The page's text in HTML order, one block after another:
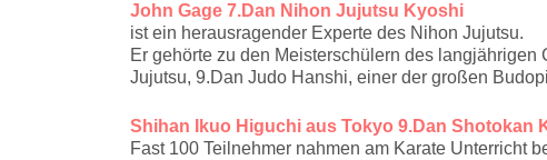
John Gage 7.Dan Nihon Jujutsu Kyoshi
ist ein herausragender Experte des Nihon Jujutsu.
Er gehörte zu den Meisterschülern des
Jujutsu, 9.Dan Judo Hanshi, einer der großen
Shihan Ikuo Higuchi aus Tokyo 9.Dan Shotokan
Fast 100 Teilnehmer nahmen am Karate Unterricht